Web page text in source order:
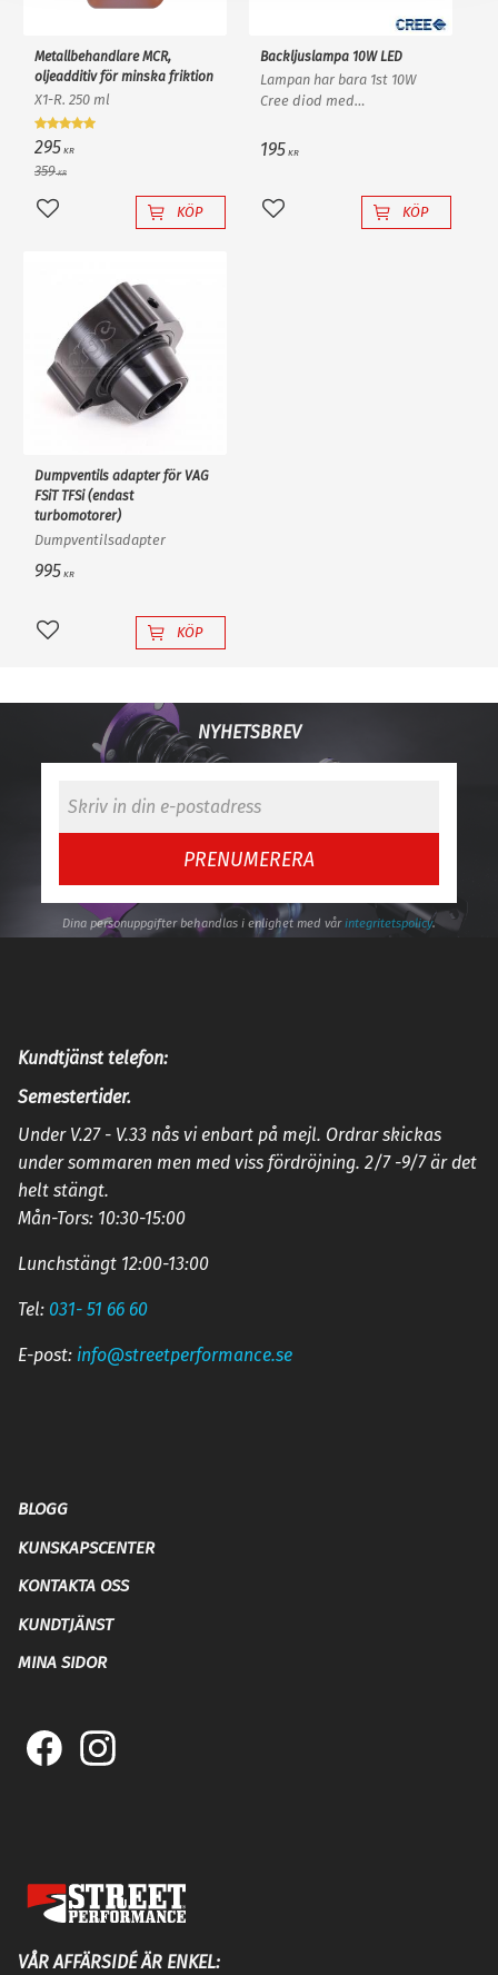
Metallbehandlare MCR,
oljeadditiv för minska friktion
X1-R. 250 ml
295 KR
359KR
Lägg till i favoriter
KÖP
Backljuslampa 10W LED
Lampan har bara 1st 10W
Cree diod med
reflektorlins och krossar
195 KR
Lägg till i favoriter
KÖP
Dumpventils adapter för VAG
FSiT TFSi (endast
turbomotorer)
Dumpventilsadapter
995 KR
Lägg till i favoriter
KÖP
NYHETSBREV
PRENUMERERA
Dina personuppgifter behandlas i enlighet med vårintegritetspolicy.
Kundtjänst telefon:
Semestertider.
Under V.27 - V.33 nås vi enbart på mejl. Ordrar skickas
under sommaren men med viss fördröjning. 2/7 -9/7 är det
helt stängt.
Mån-Tors: 10:30-15:00
Lunchstängt 12:00-13:00
Tel: 031- 51 66 60
E-post: info@streetperformance.se
BLOGG
KUNSKAPSCENTER
KONTAKTA OSS
KUNDTJÄNST
MINA SIDOR
VÅR AFFÄRSIDÉ ÄR ENKEL: